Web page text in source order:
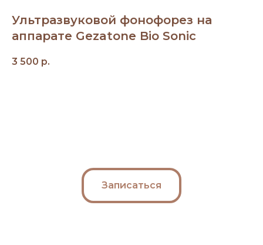
Ультразвуковой фонофорез на
аппарате Gezatone Bio Sonic
3 500 р.
Записаться